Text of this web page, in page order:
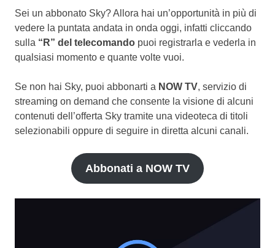
Sei un abbonato Sky? Allora hai un’opportunità in più di
vedere la puntata andata in onda oggi, infatti cliccando
sulla “R” del telecomando puoi registrarla e vederla in
qualsiasi momento e quante volte vuoi.
Se non hai Sky, puoi abbonarti a NOW TV, servizio di
streaming on demand che consente la visione di alcuni
contenuti dell’offerta Sky tramite una videoteca di titoli
selezionabili oppure di seguire in diretta alcuni canali.
Abbonati a NOW TV